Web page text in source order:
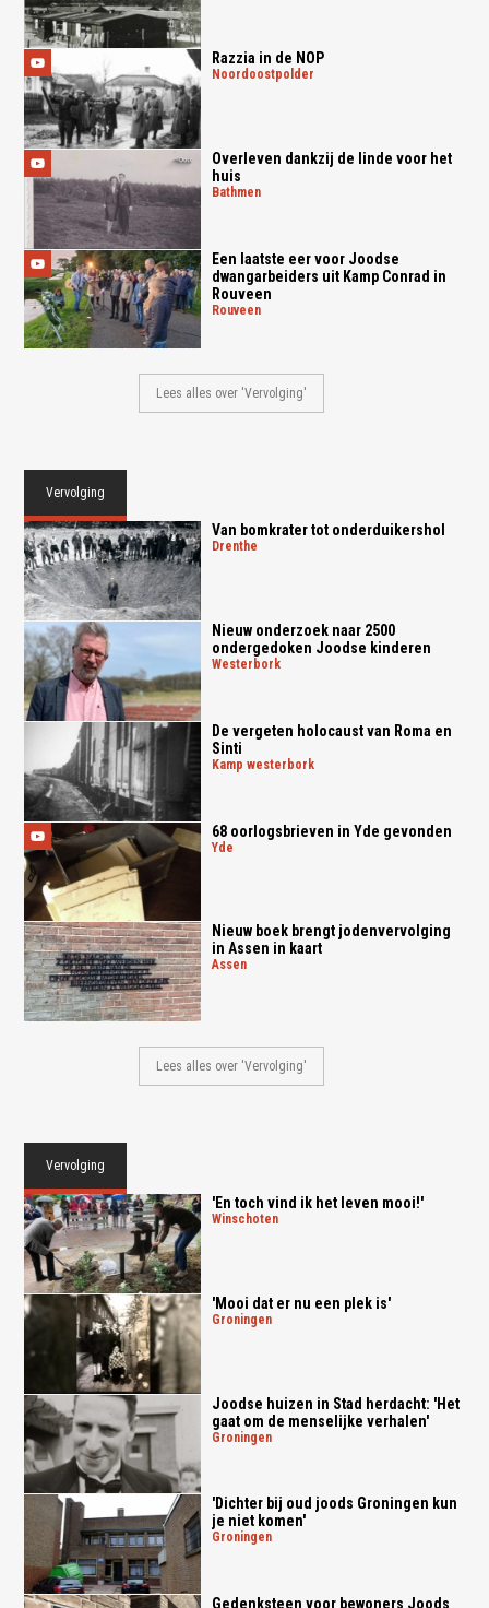
Razzia in de NOP
noordoostpolder
Overleven dankzij de linde voor het
huis
bathmen
Een laatste eer voor Joodse
dwangarbeiders uit Kamp Conrad in
Rouveen
rouveen
Lees alles over 'Vervolging'
Vervolging
Van bomkrater tot onderduikershol
drenthe
Nieuw onderzoek naar 2500
ondergedoken Joodse kinderen
westerbork
De vergeten holocaust van Roma en
Sinti
kamp westerbork
68 oorlogsbrieven in Yde gevonden
yde
Nieuw boek brengt jodenvervolging
in Assen in kaart
assen
Lees alles over 'Vervolging'
Vervolging
'En toch vind ik het leven mooi!'
winschoten
'Mooi dat er nu een plek is'
groningen
Joodse huizen in Stad herdacht: 'Het
gaat om de menselijke verhalen'
groningen
'Dichter bij oud joods Groningen kun
je niet komen'
groningen
Gedenksteen voor bewoners Joods